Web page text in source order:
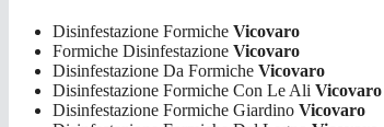
Disinfestazione Formiche Vicovaro
Formiche Disinfestazione Vicovaro
Disinfestazione Da Formiche Vicovaro
Disinfestazione Formiche Con Le Ali Vicovaro
Disinfestazione Formiche Giardino Vicovaro